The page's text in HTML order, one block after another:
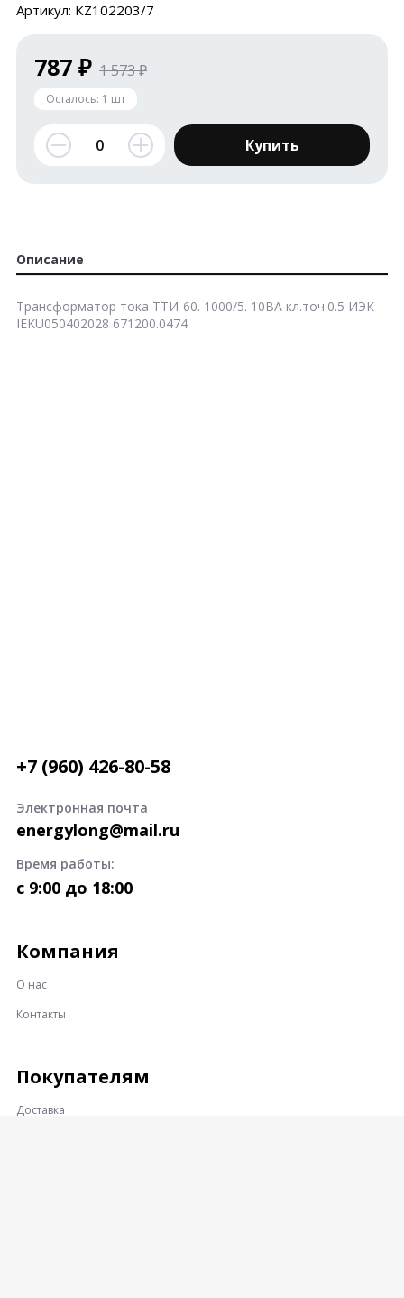
Артикул: KZ102203/7
787 ₽ 1 573 ₽
Осталось: 1 шт
Купить
Описание
Трансформатор тока ТТИ-60. 1000/5. 10ВА кл.точ.0.5 ИЭК
IEKU050402028 671200.0474
+7 (960) 426-80-58
Электронная почта
energylong@mail.ru
Время работы:
c 9:00 до 18:00
Компания
О нас
Контакты
Покупателям
Доставка